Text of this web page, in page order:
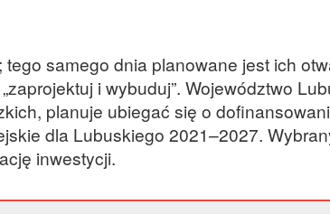
samego dnia planowane jest ich
i wybuduj”. Województwo
planuje ubiegać się o
dla Lubuskiego 2021–2027.
inwestycji.